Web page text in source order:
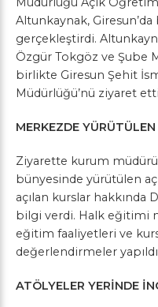
Altunkaynak,
gerçekleştirdi.
Özgür Tokgöz ve Şube
birlikte Giresun Şehit
Müdürlüğü’nü ziyaret
MERKEZDE
Ziyarette kurum
bünyesinde yürütülen
açılan kurslar hakkında
bilgi verdi. Halk eğitimi
eğitim faaliyetleri ve
değerlendirmeler
ATÖLYELER YERİNDE